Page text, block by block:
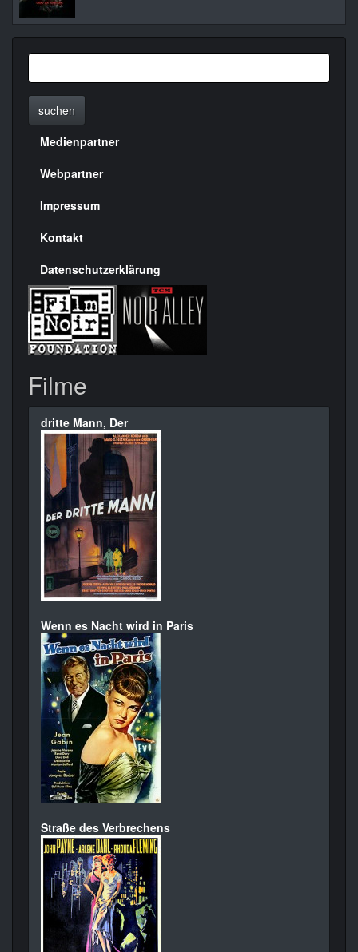
suchen
Menülinks
rechte
Seite
Medienpartner
Webpartner
Impressum
Kontakt
Datenschutzerklärung
Filme
dritte Mann, Der
Wenn es Nacht wird in Paris
Straße des Verbrechens